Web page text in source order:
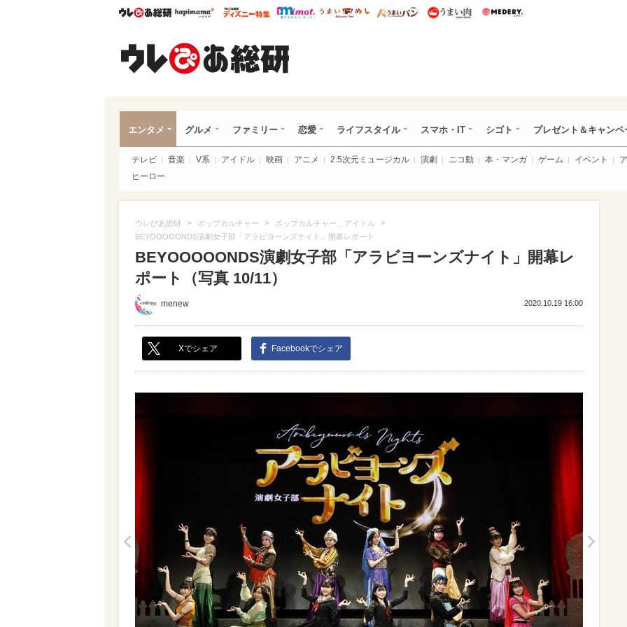
ウレぴあ総研ハピママ* ウレぴあ総研 ディズニー特集
mimot. うまいめし うまいパン うまい肉
エンタメ グルメ ファミリー 恋愛 ライフスタイル スマホ・IT シゴト プレゼント＆キャンペ
テレビ 音楽 V系 アイドル 映画 アニメ 2.5次元ミュージカル 演劇 ニコ動 本・マンガ ゲーム イベント
ヒーロー
ウレぴあ総研 > ポップカルチャー > ポップカルチャー＿アイドル >
BEYOOOOONDS演劇女子部「アラビヨーンズナイト」開幕レポート
BEYOOOOONDS演劇女子部「アラビヨーンズナイト」開幕レ
ポート（写真 10/11）
menew 2020.10.19 16:00
Xでシェア Facebookでシェア